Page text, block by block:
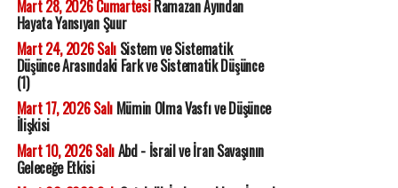
Mart 28, 2026 CumartesiRamazan Ayından
Hayata Yansıyan Şuur
Mart 24, 2026 SalıSistem ve Sistematik
Düşünce Arasındaki Fark ve Sistematik Düşünce
(1)
Mart 17, 2026 SalıMümin Olma Vasfı ve Düşünce
İlişkisi
Mart 10, 2026 SalıAbd - İsrail ve İran Savaşının
Geleceğe Etkisi